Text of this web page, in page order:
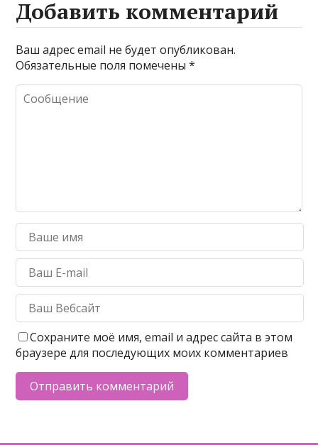
Добавить комментарий
Ваш адрес email не будет опубликован.
Обязательные поля помечены*
Сохраните моё имя, email и адрес сайта в этом
браузере для последующих моих комментариев